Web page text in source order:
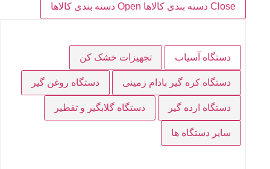
Close دسته بندی کالاها
Open دسته بندی کالاها
دستگاه آسیاب تجهیزات خشک کن
دستگاه کره گیر بادام زمینی دستگاه روغن گیر
دستگاه ارده گیر دستگاه گلابگیر و تقطیر
سایر دستگاه ها